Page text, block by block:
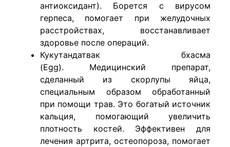
антиоксидант). Борется с вирусом
герпеса, помогает при желудочных
расстройствах, восстанавливает
здоровье после операций.
Кукутандатвак бхасма
(Egg). Медицинский препарат,
сделанный из скорлупы яйца,
специальным образом обработанный
при помощи трав. Это богатый источник
кальция, помогающий увеличить
плотность костей. Эффективен для
лечения артрита, остеопороза, помогает